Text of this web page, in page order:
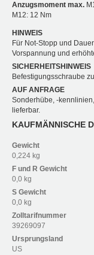
Anzugsmoment max.
M12: 12 Nm
HINWEIS
Für Not-Stopp und
Vorspannung und
SICHERHEITSHINWEIS
Befestigungsschraube
AUF ANFRAGE
Sonderhübe, -
lieferbar.
KAUFMÄNNISCHE
Gewicht
0,224 kg
F und R Gewicht
0,0 kg
S Gewicht
0,0 kg
Zolltarifnummer
39269097
Ursprungsland
US